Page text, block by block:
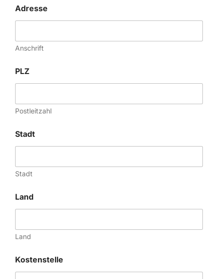
Adresse
Anschrift
PLZ
Postleitzahl
Stadt
Stadt
Land
Land
Kostenstelle